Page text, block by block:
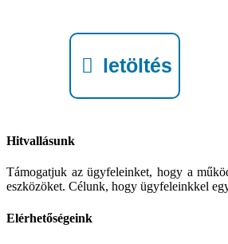
letöltés
Hitvallásunk
Támogatjuk az ügyfeleinket, hogy a
eszközöket. Célunk, hogy ügyfeleinkkel
Elérhetőségeink